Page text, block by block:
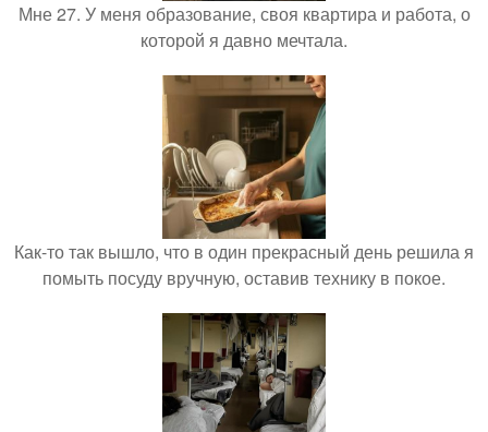
Мне 27. У меня образование, своя квартира и работа, о
которой я давно мечтала.
Как-то так вышло, что в один прекрасный день решила я
помыть посуду вручную, оставив технику в покое.